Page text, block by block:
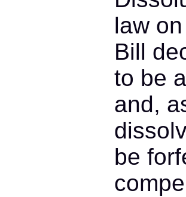
law
Bill
to be
and,
be